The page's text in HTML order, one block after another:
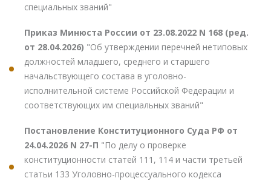
специальных званий"
Приказ Минюста России от 23.08.2022 N 168 (ред.
от 28.04.2026) "Об утверждении перечней нетиповых
должностей младшего, среднего и старшего
начальствующего состава в уголовно-
исполнительной системе Российской Федерации и
соответствующих им специальных званий"
Постановление Конституционного Суда РФ от
24.04.2026 N 27-П "По делу о проверке
конституционности статей 111, 114 и части третьей
статьи 133 Уголовно-процессуального кодекса